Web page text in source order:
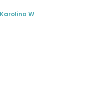
Karolina W